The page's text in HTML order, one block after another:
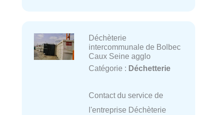
Déchèterie
intercommunale de Bolbec
Caux Seine agglo
Catégorie : Déchetterie
Contact du service de
l'entreprise Déchèterie